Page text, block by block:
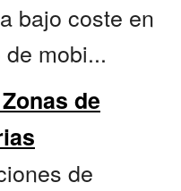
bajo coste en
mobi...
de
de